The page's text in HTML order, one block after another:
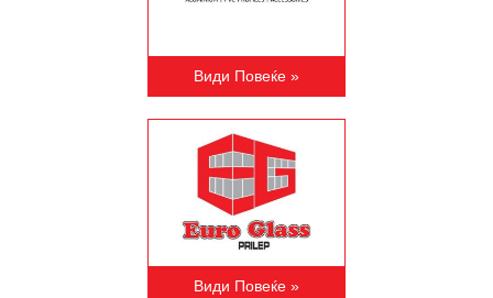
Види Повеќе »
Види Повеќе »